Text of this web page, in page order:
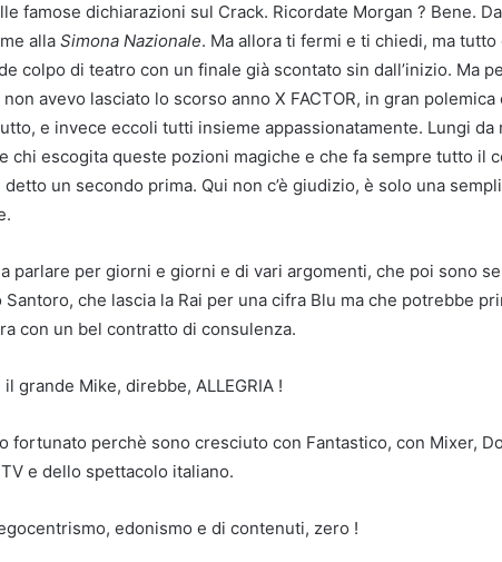
famose dichiarazioni sul Crack. Ricordate Morgan ? Bene.
alla Simona Nazionale. Ma allora ti fermi e ti chiedi, ma tutto
colpo di teatro con un finale già scontato sin dall’inizio. Ma
non avevo lasciato lo scorso anno X FACTOR, in gran polemica
e invece eccoli tutti insieme appassionatamente. Lungi da
chi escogita queste pozioni magiche e che fa sempre tutto il
un secondo prima. Qui non c’è giudizio, è solo una
parlare per giorni e giorni e di vari argomenti, che poi sono
Santoro, che lascia la Rai per una cifra Blu ma che potrebbe
con un bel contratto di consulenza.
grande Mike, direbbe, ALLEGRIA !
fortunato perchè sono cresciuto con Fantastico, con Mixer,
e dello spettacolo italiano.
edonismo e di contenuti, zero !